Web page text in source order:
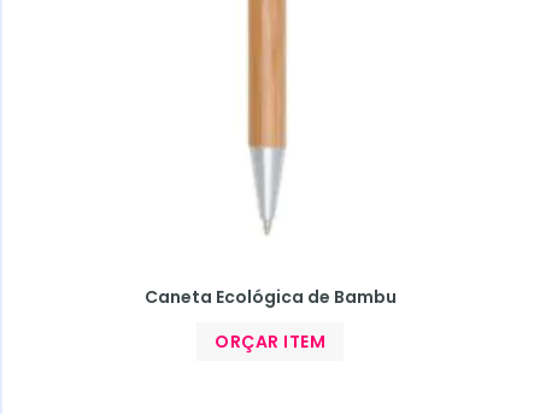
Caneta Ecológica de Bambu
ORÇAR ITEM